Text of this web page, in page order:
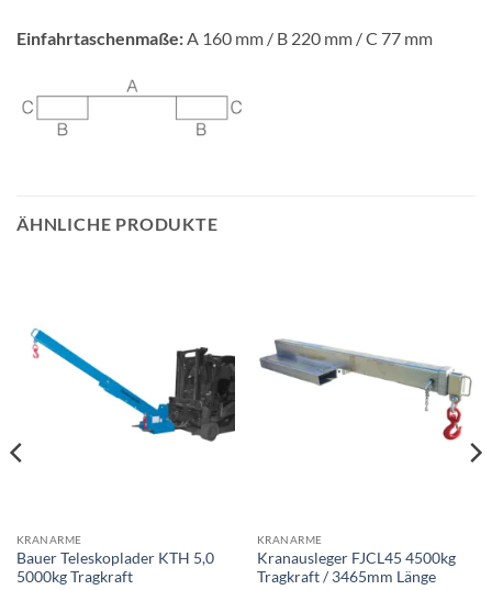
Einfahrtaschenmaße:A 160 mm / B 220 mm / C 77 mm
ÄHNLICHE PRODUKTE
KRANARME
Bauer Teleskoplader KTH 5,0
5000kg Tragkraft
KRANARME
Kranausleger FJCL45 4500kg
Tragkraft / 3465mm Länge